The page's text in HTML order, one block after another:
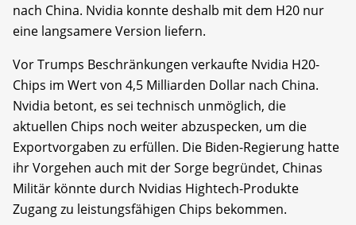
nach China. Nvidia konnte deshalb mit dem H20 nur
eine langsamere Version liefern.
Vor Trumps Beschränkungen verkaufte Nvidia H20-
Chips im Wert von 4,5 Milliarden Dollar nach China.
Nvidia betont, es sei technisch unmöglich, die
aktuellen Chips noch weiter abzuspecken, um die
Exportvorgaben zu erfüllen. Die Biden-Regierung hatte
ihr Vorgehen auch mit der Sorge begründet, Chinas
Militär könnte durch Nvidias Hightech-Produkte
Zugang zu leistungsfähigen Chips bekommen.